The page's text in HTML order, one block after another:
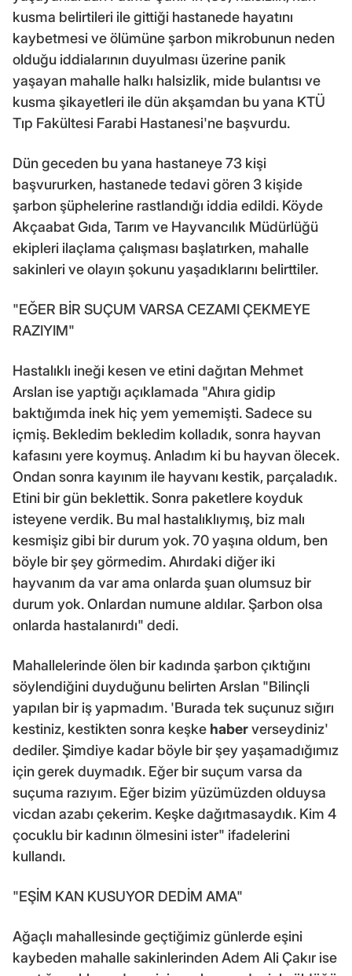
kusma belirtileri ile gittiği hastanede hayatını
kaybetmesi ve ölümüne şarbon mikrobunun neden
olduğu iddialarının duyulması üzerine panik
yaşayan mahalle halkı halsizlik, mide bulantısı ve
kusma şikayetleri ile dün akşamdan bu yana KTÜ
Tıp Fakültesi Farabi Hastanesi'ne başvurdu.
Dün geceden bu yana hastaneye 73 kişi
başvururken, hastanede tedavi gören 3 kişide
şarbon şüphelerine rastlandığı iddia edildi. Köyde
Akçaabat Gıda, Tarım ve Hayvancılık Müdürlüğü
ekipleri ilaçlama çalışması başlatırken, mahalle
sakinleri ve olayın şokunu yaşadıklarını belirttiler.
"EĞER BİR SUÇUM VARSA CEZAMI ÇEKMEYE
RAZIYIM"
Hastalıklı ineği kesen ve etini dağıtan Mehmet
Arslan ise yaptığı açıklamada "Ahıra gidip
baktığımda inek hiç yem yememişti. Sadece su
içmiş. Bekledim bekledim kolladık, sonra hayvan
kafasını yere koymuş. Anladım ki bu hayvan ölecek.
Ondan sonra kayınım ile hayvanı kestik, parçaladık.
Etini bir gün beklettik. Sonra paketlere koyduk
isteyene verdik. Bu mal hastalıklıymış, biz malı
kesmişiz gibi bir durum yok. 70 yaşına oldum, ben
böyle bir şey görmedim. Ahırdaki diğer iki
hayvanım da var ama onlarda şuan olumsuz bir
durum yok. Onlardan numune aldılar. Şarbon olsa
onlarda hastalanırdı" dedi.
Mahallelerinde ölen bir kadında şarbon çıktığını
söylendiğini duyduğunu belirten Arslan "Bilinçli
yapılan bir iş yapmadım. 'Burada tek suçunuz sığırı
kestiniz, kestikten sonra keşke haberverseydiniz'
dediler. Şimdiye kadar böyle bir şey yaşamadığımız
için gerek duymadık. Eğer bir suçum varsa da
suçuma razıyım. Eğer bizim yüzümüzden olduysa
vicdan azabı çekerim. Keşke dağıtmasaydık. Kim 4
çocuklu bir kadının ölmesini ister" ifadelerini
kullandı.
"EŞİM KAN KUSUYOR DEDİM AMA"
Ağaçlı mahallesinde geçtiğimiz günlerde eşini
kaybeden mahalle sakinlerinden Adem Ali Çakır ise